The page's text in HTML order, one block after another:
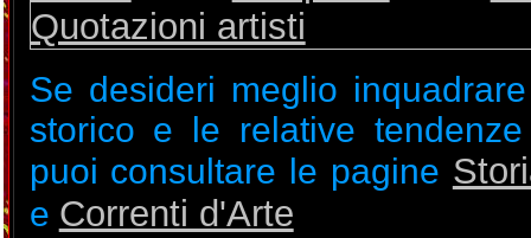
Quotazioni artisti
Se desideri meglio
storico e le relative tendenze
puoi consultare le pagine
e Correnti d'Arte